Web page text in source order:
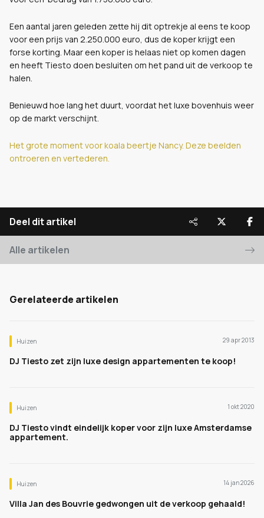
Een aantal jaren geleden zette hij dit optrekje al eens te koop
voor een prijs van 2.250.000 euro, dus de koper krijgt een
forse korting. Maar een koper is helaas niet op komen dagen
en heeft Tiesto doen besluiten om het pand uit de verkoop te
halen.
Benieuwd hoe lang het duurt, voordat het luxe bovenhuis weer
op de markt verschijnt.
Het grote moment voor koala beertje Nancy. Deze beelden
ontroeren en vertederen.
Deel dit artikel
Alle artikelen
Gerelateerde artikelen
Huizen 29 apr 2013
DJ Tiesto zet zijn luxe design appartementen te koop!
Huizen 1 okt 2020
DJ Tiesto vindt eindelijk koper voor zijn luxe Amsterdamse
appartement.
Huizen 14 jan 2026
Villa Jan des Bouvrie gedwongen uit de verkoop gehaald!